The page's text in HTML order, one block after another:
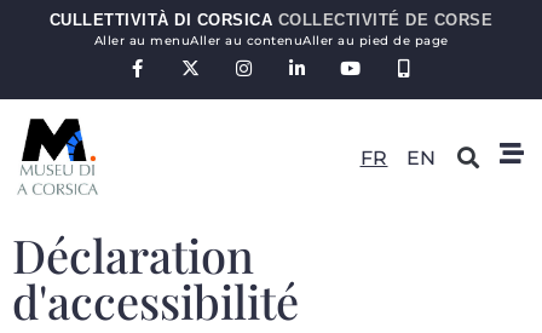
CULLETTIVITÀ DI CORSICA COLLECTIVITÉ DE CORSE
Aller au menuAller au contenuAller au pied de page
FR EN
Déclaration
d'accessibilité